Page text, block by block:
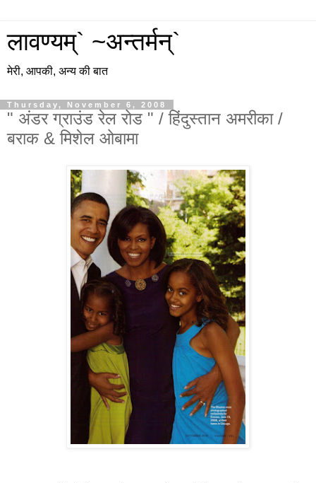
लावण्यम्` ~अन्तर्मन्`
मेरी, आपकी, अन्य की बात
Thursday, November 6, 2008
" अंडर ग्राउंड रेल रोड " / हिंदुस्तान अमरीका /
बराक & मिशेल ओबामा